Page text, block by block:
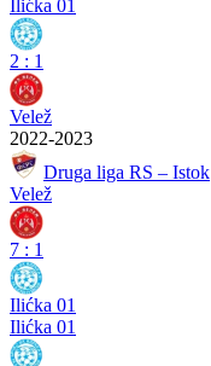
Ilićka 01
2 : 1
Velež
2022-2023
Druga liga RS – Istok
Velež
7 : 1
Ilićka 01
Ilićka 01